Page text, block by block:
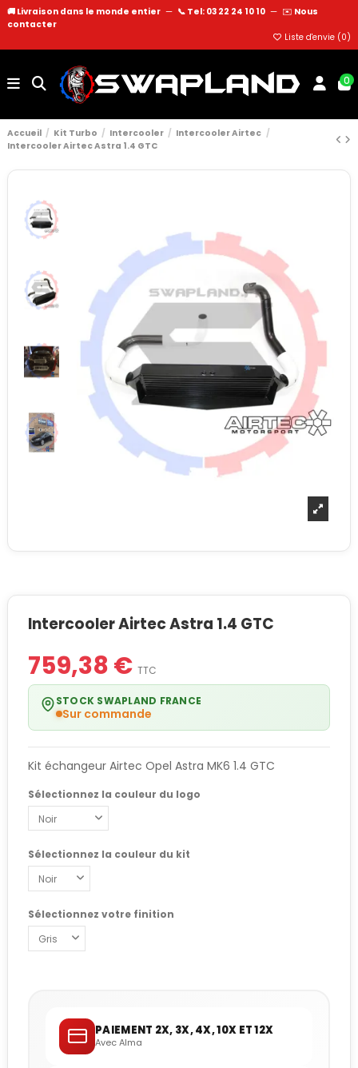
🚚 Livraison dans le monde entier — 📞 Tel: 03 22 24 10 10 — ✉️ Nous
contacter
Liste d'envie (0)
0
Accueil Kit Turbo Intercooler
Intercooler Airtec
Intercooler Airtec Astra 1.4 GTC
Intercooler Airtec Astra 1.4 GTC
759,38 € TTC
STOCK SWAPLAND FRANCE
Sur commande
Kit échangeur Airtec Opel Astra MK6 1.4 GTC
Sélectionnez la couleur du logo
Sélectionnez la couleur du kit
Sélectionnez votre finition
PAIEMENT 2X, 3X, 4X, 10X ET 12X
Avec Alma